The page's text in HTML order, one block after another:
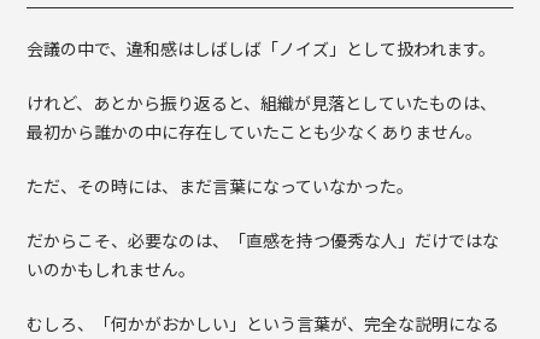
会議の中で、違和感はしばしば「ノイズ」として扱われます。
けれど、あとから振り返ると、組織が見落としていたものは、
最初から誰かの中に存在していたことも少なくありません。
ただ、その時には、まだ言葉になっていなかった。
だからこそ、必要なのは、「直感を持つ優秀な人」だけではな
いのかもしれません。
むしろ、「何かがおかしい」という言葉が、完全な説明になる